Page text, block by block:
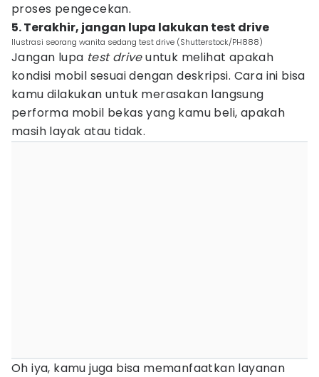
proses pengecekan.
5. Terakhir, jangan lupa lakukan test drive
Ilustrasi seorang wanita sedang test drive (Shutterstock/PH888)
Jangan lupa test driveuntuk melihat apakah
kondisi mobil sesuai dengan deskripsi. Cara ini bisa
kamu dilakukan untuk merasakan langsung
performa mobil bekas yang kamu beli, apakah
masih layak atau tidak.
Oh iya, kamu juga bisa memanfaatkan layanan